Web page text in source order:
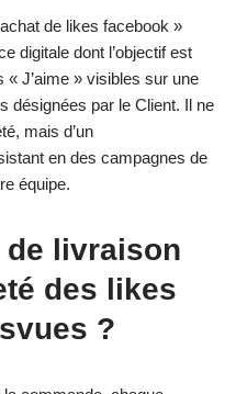
de likes facebook »
digitale dont l’objectif est
« J’aime » visibles sur une
désignées par le Client. Il ne
mais d’un
en des campagnes de
équipe.
de livraison
des likes
?